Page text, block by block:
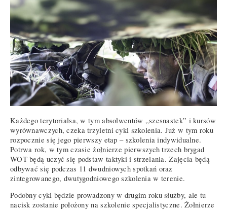
Każdego terytorialsa, w tym absolwentów „szesnastek” i kursów
wyrównawczych, czeka trzyletni cykl szkolenia. Już w tym roku
rozpocznie się jego pierwszy etap – szkolenia indywidualne.
Potrwa rok, w tym czasie żołnierze pierwszych trzech brygad
WOT będą uczyć się podstaw taktyki i strzelania. Zajęcia będą
odbywać się podczas 11 dwudniowych spotkań oraz
zintegrowanego, dwutygodniowego szkolenia w terenie.
Podobny cykl będzie prowadzony w drugim roku służby, ale tu
nacisk zostanie położony na szkolenie specjalistyczne. Żołnierze